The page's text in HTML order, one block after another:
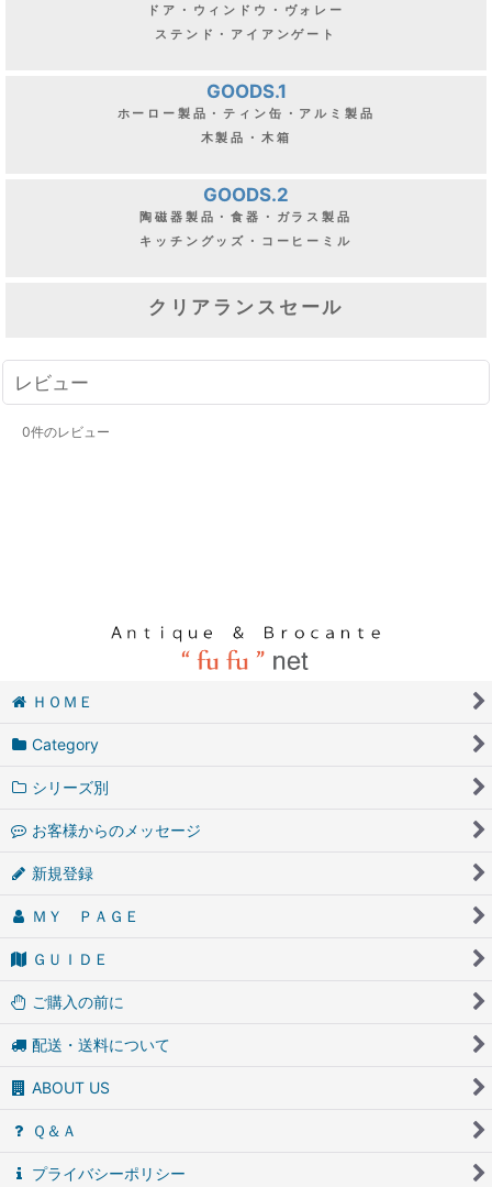
ドア・ウィンドウ・ヴォレー
ステンド・アイアンゲート
GOODS.1
ホーロー製品・ティン缶・アルミ製品
木製品・木箱
GOODS.2
陶磁器製品・食器・ガラス製品
キッチングッズ・コーヒーミル
クリアランスセール
レビュー
0件のレビュー
ＨＯＭＥ
Category
シリーズ別
お客様からのメッセージ
新規登録
ＭＹ ＰＡＧＥ
ＧＵＩＤＥ
ご購入の前に
配送・送料について
ABOUT US
Ｑ＆Ａ
プライバシーポリシー